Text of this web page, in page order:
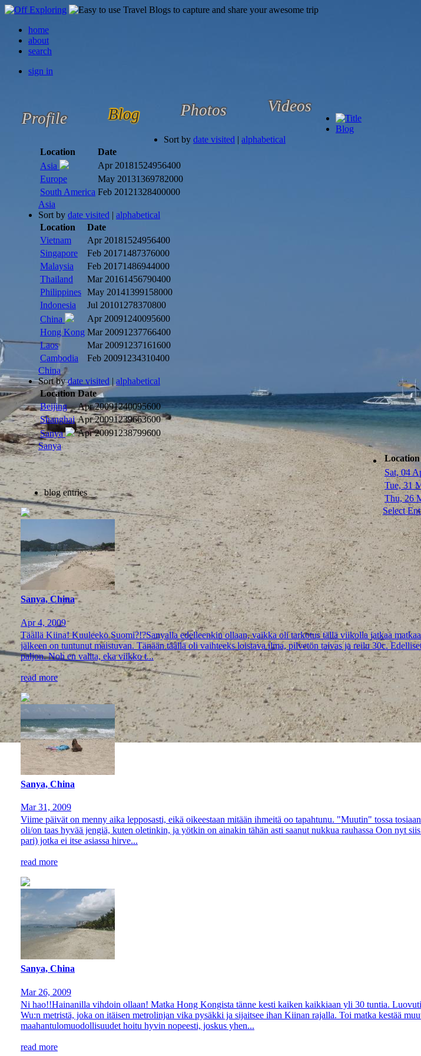
home
about
search
sign in
Profile Blog Photos Videos
Blog
Sort by date visited | alphabetical
Location
Date
Asia
Apr 20181524956400
Europe
May 20131369782000
South America Feb 20121328400000
Asia
Sort by date visited | alphabetical
Location
Date
Vietnam
Apr 20181524956400
Singapore
Feb 20171487376000
Malaysia
Feb 20171486944000
Thailand
Mar 20161456790400
Philippines May 20141399158000
Indonesia
Jul 20101278370800
China
Apr 20091240095600
Hong Kong Mar 20091237766400
Laos
Mar 20091237161600
Cambodia
Feb 20091234310400
China
Sort bydate visited | alphabetical
Location Date
Beijing
Apr 20091240095600
Shanghai Apr 20091239663600
Sanya
Apr 20091238799600
Sanya
Location
Sat, 04
Tue, 31
Thu, 26
Select
blog entries
Sanya, China
Apr 4, 2009
Täällä Kiina! Kuuleeko Suomi?!?Sanyalla edelleenkin ollaan, vaikka oli tarkotus tällä viikolla jatkaa
jälkeen on tuntunut maistuvan. Tänään täällä oli vaihteeks loistava ilma, pilvetön taivas ja reilu 30c.
paljon. Noh en valita, eka viikko t...
read more
Sanya, China
Mar 31, 2009
Viime päivät on menny aika lepposasti, eikä oikeestaan mitään ihmeitä oo tapahtunu. "Muutin" tossa
oli/on taas hyvää jengiä, kuten oletinkin, ja yötkin on ainakin tähän asti saanut nukkua rauhassa Oon nyt
pari) jotka ei itse asiassa hirve...
read more
Sanya, China
Mar 26, 2009
Ni hao!!Hainanilla vihdoin ollaan! Matka Hong Kongista tänne kesti kaiken kaikkiaan yli 30 tuntia.
Wu:n metristä, joka on itäisen metrolinjan vika pysäkki ja sijaitsee ihan Kiinan rajalla. Toi matka kestää
maahantulomuodollisuudet hoitu hyvin nopeesti, joskus yhen...
read more